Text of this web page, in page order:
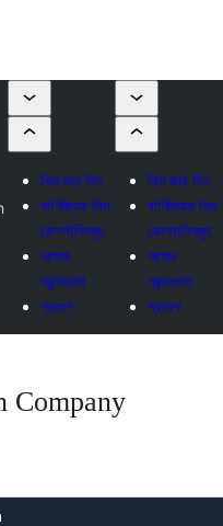
থিম জমা দিন
বাণিজ্যিক থিম
কোম্পানিসমূহ
আমার
পছন্দগুলো
প্রবেশ
থিম জমা দিন
বাণিজ্যিক থিম
কোম্পানিসমূহ
আমার
পছন্দগুলো
প্রবেশ
Company